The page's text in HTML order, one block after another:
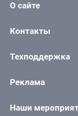
О сайте
Контакты
Техподдержка
Реклама
Наши